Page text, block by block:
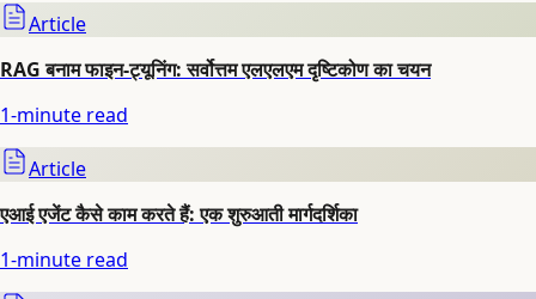
Article
RAG बनाम फाइन-ट्यूनिंग: सर्वोत्तम एलएलएम दृष्टिकोण का चयन
1-minute read
Article
एआई एजेंट कैसे काम करते हैं: एक शुरुआती मार्गदर्शिका
1-minute read